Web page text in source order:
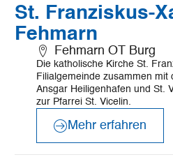
St. Franziskus-
Fehmarn
Fehmarn OT Burg
Die katholische Kirche St.
Filialgemeinde zusammen mit
Ansgar Heiligenhafen und St.
zur Pfarrei St. Vicelin.
Mehr
erfahren
Mehr erfahren